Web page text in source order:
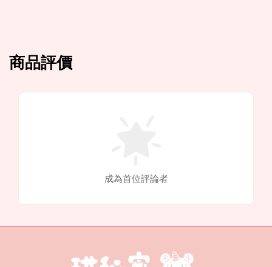
商品評價
成為首位評論者